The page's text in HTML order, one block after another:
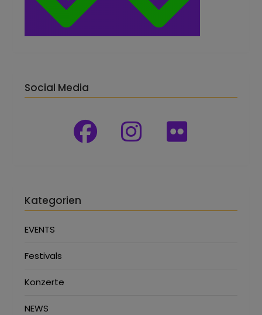
Social Media
Kategorien
EVENTS
Festivals
Konzerte
NEWS